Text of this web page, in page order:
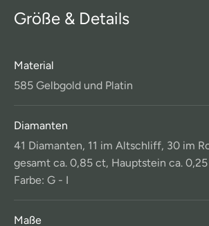
Größe & Details
Material
585 Gelbgold und Platin
Diamanten
41 Diamanten, 11 im Altschliff, 30 im
gesamt ca. 0,85 ct, Hauptstein ca.
Farbe: G - I
Maße